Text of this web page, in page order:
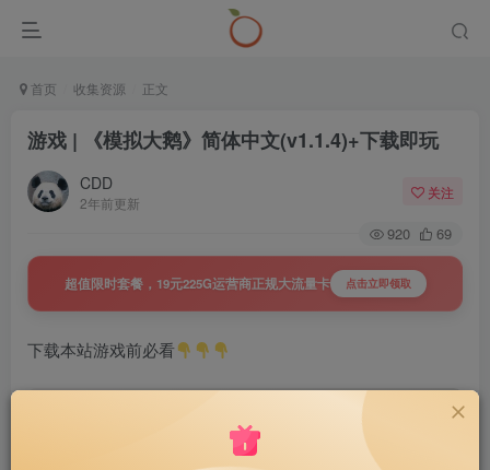
首页 收集资源 正文
游戏 | 《模拟大鹅》简体中文(v1.1.4)+下载即玩
CDD
2年前更新
关注
920 69
超值限时套餐，19元225G运营商正规大流量卡 点击立即领取
下载本站游戏前必看
游戏 | 游戏运行库+解密工具+WinRar解压